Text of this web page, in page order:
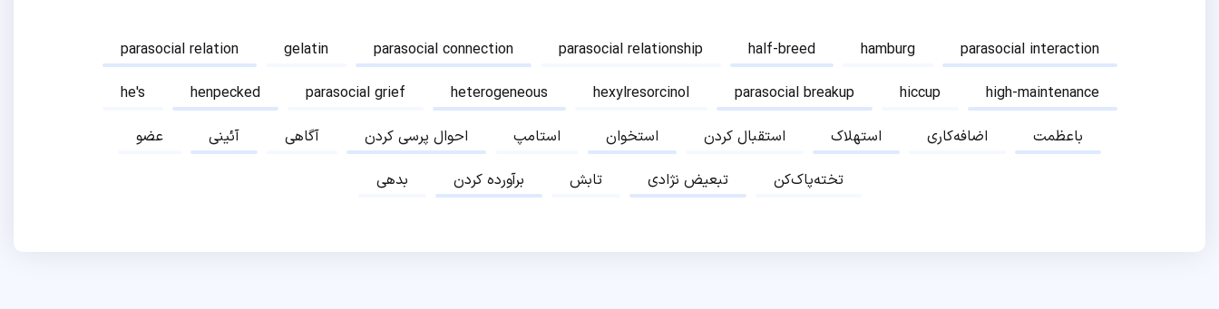
parasocial relation gelatin parasocial connection parasocial relationship half-breed hamburg
parasocial interaction
he's
henpecked parasocial grief heterogeneous hexylresorcinol parasocial breakup hiccup
high-maintenance
عضو
آئینی آگاهی احوال پرسی کردن استامپ استخوان استقبال کردن استهلاک اضافه‌کاری
باعظمت
بدهی
برآورده کردن تابش تبعیض نژادی تخته‌پاک‌کن